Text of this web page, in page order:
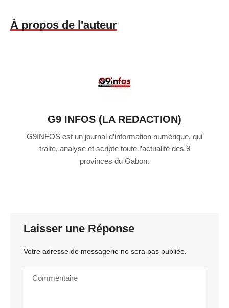
À propos de l'auteur
G9 INFOS (LA REDACTION)
G9INFOS est un journal d’information numérique, qui
traite, analyse et scripte toute l’actualité des 9
provinces du Gabon.
Laisser une Réponse
Votre adresse de messagerie ne sera pas publiée.